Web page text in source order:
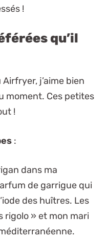
!
qu’il
j’aime bien
moment. Ces petites
!
:
dans ma
de garrigue qui
des huîtres. Les
» et mon mari